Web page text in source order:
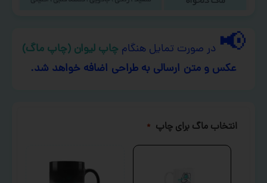
📢 در صورت تمایل هنگام چاپ لیوان (چاپ ماگ)
عکس و متن ارسالی به طراحی اضافه خواهد شد.
انتخاب ماگ برای چاپ *